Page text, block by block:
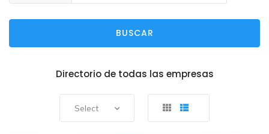
BUSCAR
Directorio de todas las empresas
Select